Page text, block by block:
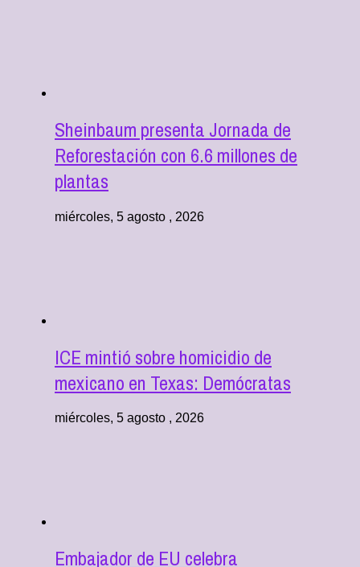
Sheinbaum presenta Jornada de
Reforestación con 6.6 millones de
plantas
miércoles, 5 agosto , 2026
ICE mintió sobre homicidio de
mexicano en Texas: Demócratas
miércoles, 5 agosto , 2026
Embajador de EU celebra